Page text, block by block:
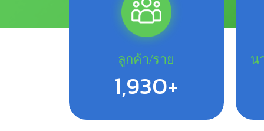
ลูกค้า/ราย
2,460+
น